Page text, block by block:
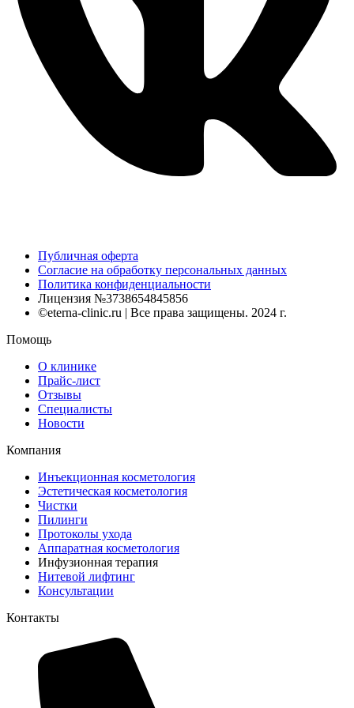
Публичная оферта
Согласие на обработку персональных данных
Политика конфиденциальности
Лицензия №3738654845856
©eterna-clinic.ru | Все права защищены. 2024 г.
Помощь
О клинике
Прайс-лист
Отзывы
Специалисты
Новости
Компания
Инъекционная косметология
Эстетическая косметология
Чистки
Пилинги
Протоколы ухода
Аппаратная косметология
Инфузионная терапия
Нитевой лифтинг
Консультации
Контакты